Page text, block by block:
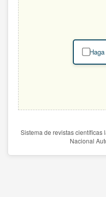
Sistema de revistas
Nacional